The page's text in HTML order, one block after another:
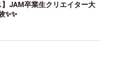
】JAM卒業生クリエイター大
✨✨